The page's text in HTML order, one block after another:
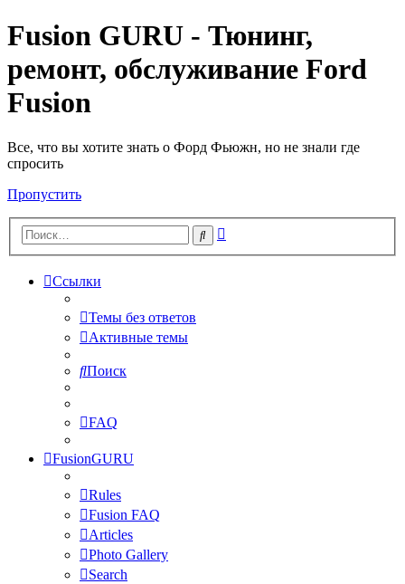
Fusion GURU - Тюнинг,
ремонт, обслуживание Ford
Fusion
Все, что вы хотите знать о Форд Фьюжн, но не знали где
спросить
Пропустить
Поиск
Ссылки
Темы без ответов
Активные темы
Поиск
FAQ
FusionGURU
Rules
Fusion FAQ
Articles
Photo Gallery
Search